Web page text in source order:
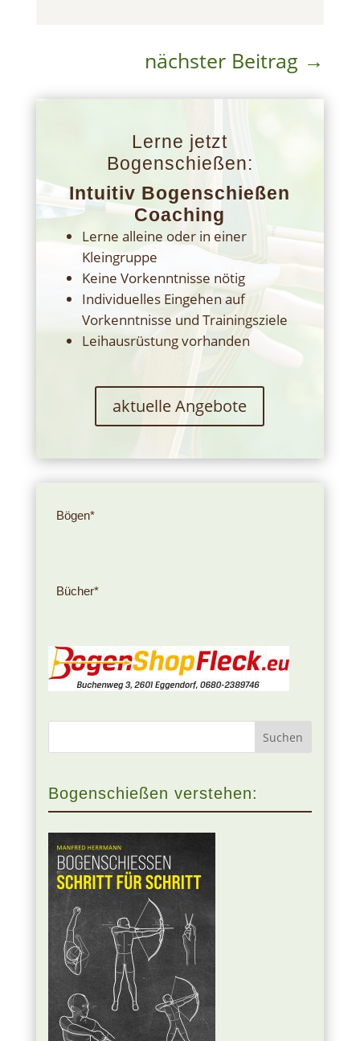
nächster Beitrag →
Lerne jetzt
Bogenschießen:
Intuitiv Bogenschießen
Coaching
Lerne alleine oder in einer
Kleingruppe
Keine Vorkenntnisse nötig
Individuelles Eingehen auf
Vorkenntnisse und Trainingsziele
Leihausrüstung vorhanden
aktuelle Angebote
Bögen*
Bücher*
Bogenschießen verstehen: